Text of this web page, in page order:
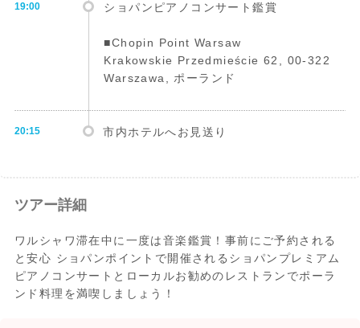
19:00 ショパンピアノコンサート鑑賞
■Chopin Point Warsaw
Krakowskie Przedmieście 62, 00-322
Warszawa, ポーランド
20:15 市内ホテルへお見送り
ツアー詳細
ワルシャワ滞在中に一度は音楽鑑賞！事前にご予約される
と安心 ショパンポイントで開催されるショパンプレミアム
ピアノコンサートとローカルお勧めのレストランでポーラ
ンド料理を満喫しましょう！